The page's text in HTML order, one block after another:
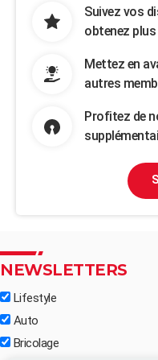
Suivez vos
obtenez
Mettez en
autres
Profitez de
NEWSLETTERS
Lifestyle
Auto
Bricolage